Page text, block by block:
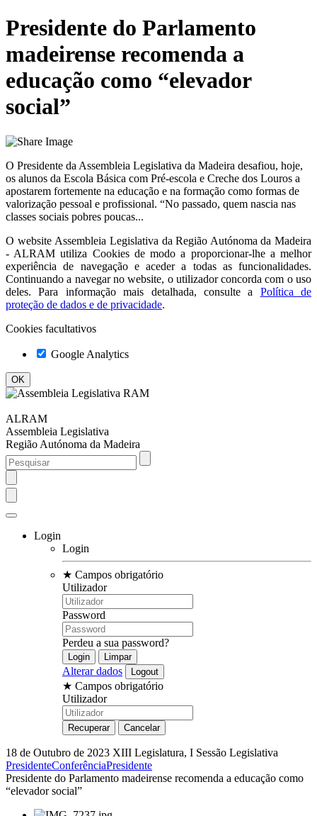
Presidente do Parlamento
madeirense recomenda a
educação como “elevador
social”
O Presidente da Assembleia Legislativa da Madeira desafiou, hoje,
os alunos da Escola Básica com Pré-escola e Creche dos Louros a
apostarem fortemente na educação e na formação como formas de
valorização pessoal e profissional. “No passado, quem nascia nas
classes sociais pobres poucas...
O website Assembleia Legislativa da Região Autónoma da Madeira
- ALRAM utiliza Cookies de modo a proporcionar-lhe a melhor
experiência de navegação e aceder a todas as funcionalidades.
Continuando a navegar no website, o utilizador concorda com o uso
deles. Para informação mais detalhada, consulte a
Política de
proteção de dados e de privacidade.
Cookies facultativos
Google Analytics
ALRAM
Assembleia Legislativa
Região Autónoma da Madeira
Login
Login
★ Campos obrigatório
Utilizador
Password
Perdeu a sua password?
Alterar dados
★ Campos obrigatório
Utilizador
18 de Outubro de 2023 XIII Legislatura, I Sessão Legislativa
PresidenteConferênciaPresidente
Presidente do Parlamento madeirense recomenda a educação como
“elevador social”